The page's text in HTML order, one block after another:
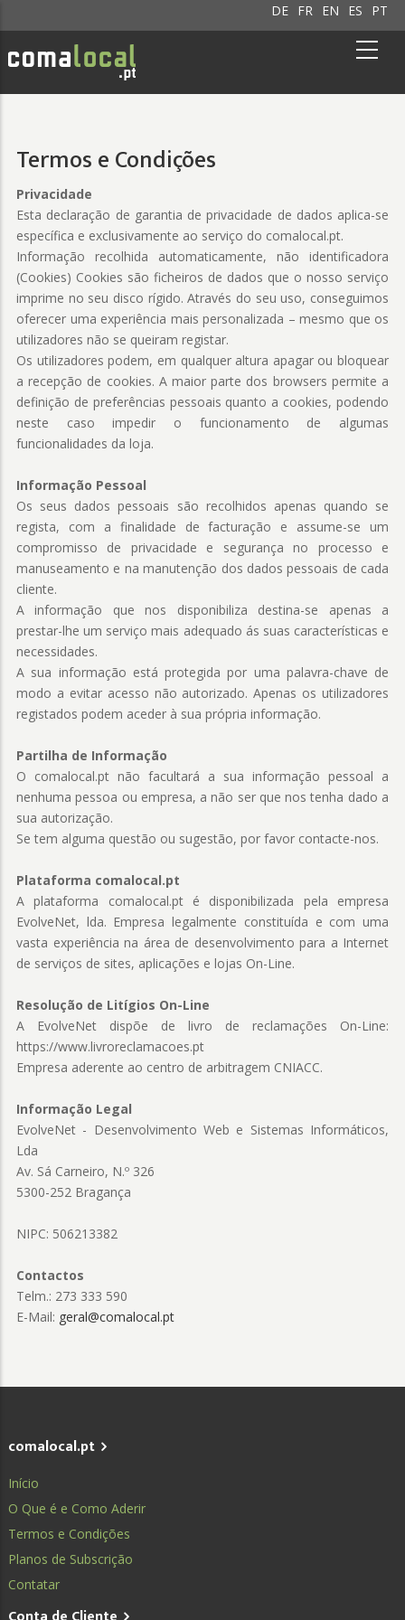
PT
ES
EN
FR
DE
Termos e Condições
Privacidade
Esta declaração de garantia de privacidade de dados aplica-se
específica e exclusivamente ao serviço do comalocal.pt.
Informação recolhida automaticamente, não identificadora
(Cookies) Cookies são ficheiros de dados que o nosso serviço
imprime no seu disco rígido. Através do seu uso, conseguimos
oferecer uma experiência mais personalizada – mesmo que os
utilizadores não se queiram registar.
Os utilizadores podem, em qualquer altura apagar ou bloquear
a recepção de cookies. A maior parte dos browsers permite a
definição de preferências pessoais quanto a cookies, podendo
neste caso impedir o funcionamento de algumas
funcionalidades da loja.
Informação Pessoal
Os seus dados pessoais são recolhidos apenas quando se
regista, com a finalidade de facturação e assume-se um
compromisso de privacidade e segurança no processo e
manuseamento e na manutenção dos dados pessoais de cada
cliente.
A informação que nos disponibiliza destina-se apenas a
prestar-lhe um serviço mais adequado ás suas características e
necessidades.
A sua informação está protegida por uma palavra-chave de
modo a evitar acesso não autorizado. Apenas os utilizadores
registados podem aceder à sua própria informação.
Partilha de Informação
O comalocal.pt não facultará a sua informação pessoal a
nenhuma pessoa ou empresa, a não ser que nos tenha dado a
sua autorização.
Se tem alguma questão ou sugestão, por favor contacte-nos.
Plataforma comalocal.pt
A plataforma comalocal.pt é disponibilizada pela empresa
EvolveNet, lda. Empresa legalmente constituída e com uma
vasta experiência na área de desenvolvimento para a Internet
de serviços de sites, aplicações e lojas On-Line.
Resolução de Litígios On-Line
A EvolveNet dispõe de livro de reclamações On-Line:
https://www.livroreclamacoes.pt
Empresa aderente ao centro de arbitragem CNIACC.
Informação Legal
EvolveNet - Desenvolvimento Web e Sistemas Informáticos,
Lda
Av. Sá Carneiro, N.º 326
5300-252 Bragança
NIPC: 506213382
Contactos
Telm.: 273 333 590
E-Mail: geral@comalocal.pt
comalocal.pt
Início
O Que é e Como Aderir
Termos e Condições
Planos de Subscrição
Contatar